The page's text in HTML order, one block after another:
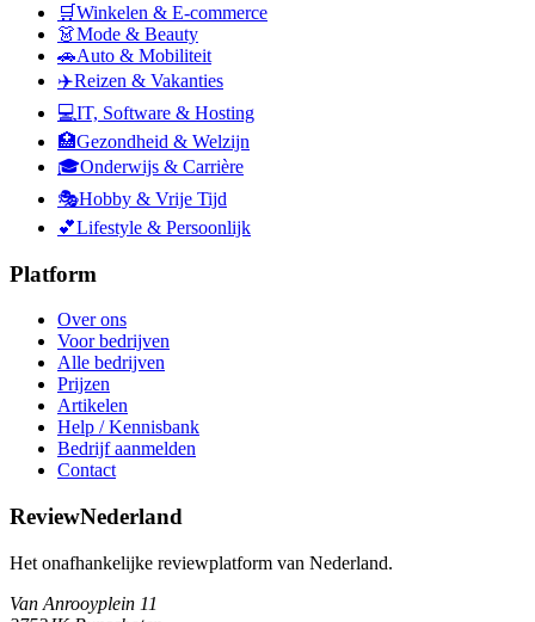
🛒Winkelen & E-commerce
👗Mode & Beauty
🚗Auto & Mobiliteit
✈️Reizen & Vakanties
💻IT, Software & Hosting
🏥Gezondheid & Welzijn
🎓Onderwijs & Carrière
🎭Hobby & Vrije Tijd
💕Lifestyle & Persoonlijk
Platform
Over ons
Voor bedrijven
Alle bedrijven
Prijzen
Artikelen
Help / Kennisbank
Bedrijf aanmelden
Contact
ReviewNederland
Het onafhankelijke reviewplatform van Nederland.
Van Anrooyplein 11